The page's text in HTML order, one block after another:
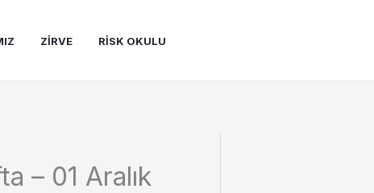
ZIRVE RISK OKULU
– 01 Aralık